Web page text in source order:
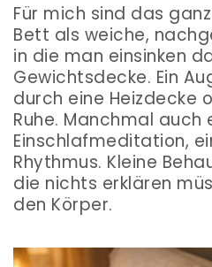
Für mich sind das
Bett als weiche,
in die man einsinken
Gewichtsdecke. Ein
durch eine Heizdecke
Ruhe. Manchmal auch
Einschlafmeditation,
Rhythmus. Kleine
die nichts erklären
den Körper.